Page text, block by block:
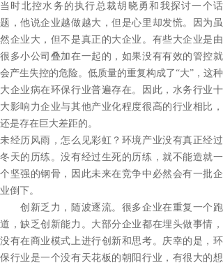
当时北控水务的执行总裁胡晓勇和我探讨一个话
题，他说企业越做越大，但是心里却发慌。因为虽
然企业大，但不是真正的大企业。有些大企业是由
很多小公司叠加在一起的，如果没有有效的管控就
会产生失控的危险。低质量的重复构成了“大”，这种
大企业病在环保行业普遍存在。因此，水务行业十
大影响力企业与其他产业化程度很高的行业相比，
还是存在巨大差距的。
未经历风雨，怎么见彩虹？环境产业没有真正经过
冬天的历练。没有经过生死的历练，就不能造就一
个坚强的钢骨，因此未来在竞争中必然会有一批企
业倒下。
创新乏力，随波逐流。很多企业在重复一个跑
道，缺乏创新能力。大部分企业都在埋头做事情，
没有在商业模式上进行创新和思考。庆幸的是，环
保行业是一个没有天花板的朝阳行业，有很大的想